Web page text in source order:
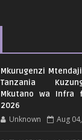
Mkurugenzi
Tanzania
Mkutano wa Infra
2026
Unknown Aug